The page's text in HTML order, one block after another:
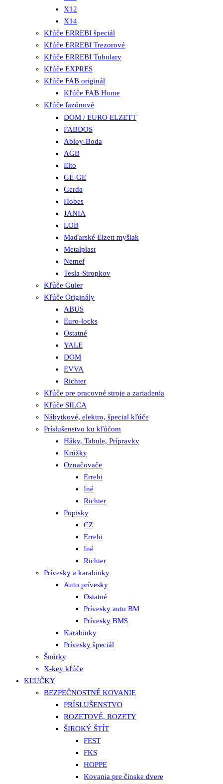
X12
X14
Kľúče ERREBI špeciál
Kľúče ERREBI Trezorové
Kľúče ERREBI Tubulary
Kľúče EXPRES
Kľúče FAB originál
Kľúče FAB Home
Kľúče fazónové
DOM / EURO ELZETT
FABDOS
Abloy-Boda
AGB
Elto
GE-GE
Gerda
Hobes
JANIA
LOB
Maďarské Elzett myšiak
Metalplast
Nemef
Tesla-Stropkov
Kľúče Guler
Kľúče Originály
ABUS
Euro-locks
Ostatné
YALE
DOM
EVVA
Richter
Kľúče pre pracovné stroje a zariadenia
Kľúče SILCA
Nábytkové, elektro, špecial kľúče
Príslušenstvo ku kľúčom
Háky, Tabule, Prípravky
Krúžky
Označovače
Errebi
Iné
Richter
Popisky
CZ
Errebi
Iné
Richter
Prívesky a karabinky
Auto prívesky
Ostatné
Prívesky auto BM
Prívesky BMS
Karabinky
Prívesky špeciál
Šnúrky
X-key kľúče
KĽUČKY
BEZPEČNOSTNÉ KOVANIE
PRÍSLUŠENSTVO
ROZETOVÉ, ROZETY
ŠIROKÝ ŠTÍT
FEST
FKS
HOPPE
Kovania pre činske dvere